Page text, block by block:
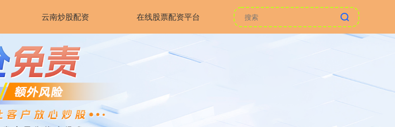
云南炒股配资 在线股票配资平台